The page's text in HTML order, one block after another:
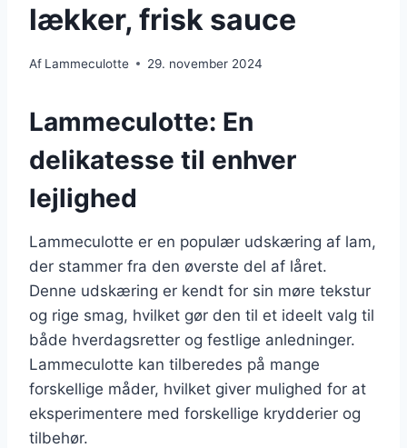
lækker, frisk sauce
Af Lammeculotte 29. november 2024
Lammeculotte: En
delikatesse til enhver
lejlighed
Lammeculotte er en populær udskæring af lam,
der stammer fra den øverste del af låret.
Denne udskæring er kendt for sin møre tekstur
og rige smag, hvilket gør den til et ideelt valg til
både hverdagsretter og festlige anledninger.
Lammeculotte kan tilberedes på mange
forskellige måder, hvilket giver mulighed for at
eksperimentere med forskellige krydderier og
tilbehør.